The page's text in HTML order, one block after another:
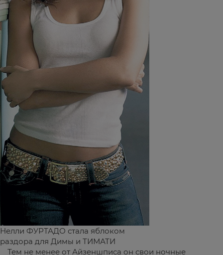
Нелли ФУРТАДО стала яблоком
раздора для Димы и ТИМАТИ
Тем не менее от Айзеншписа он свои ночные